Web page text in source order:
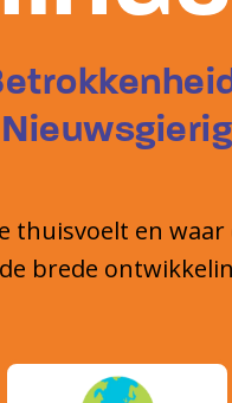
thuisvoelt en
brede